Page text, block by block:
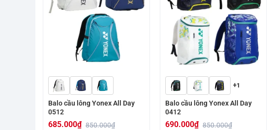
Balo cầu lông Yonex All Day
0512
850.000₫
685.000₫
+1
Balo cầu lông Yonex All Day
0412
850.000₫
690.000₫